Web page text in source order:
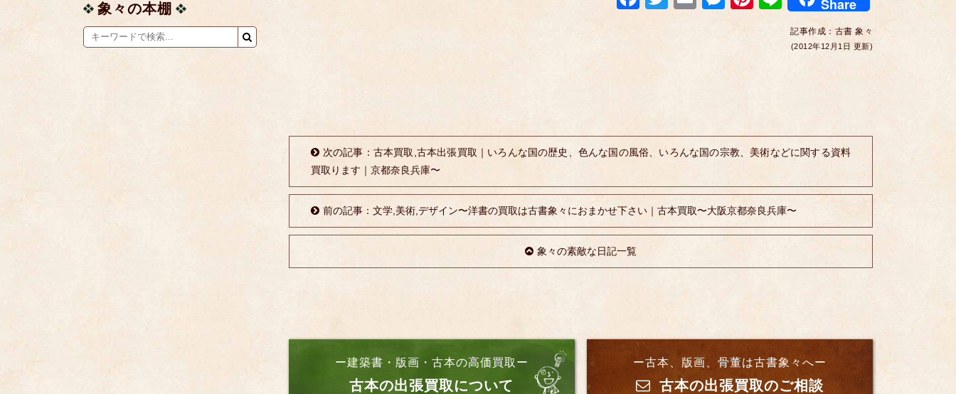
o
k
er
n
e
Share
記事作成： 古書 象々
(2012年12月1日 更新)
次の記事：古本買取,古本出張買取｜いろんな国の歴史、色んな国の風俗、いろんな国の宗教、美術などに関する資料
買取ります｜京都奈良兵庫〜
前の記事：文学,美術,デザイン〜洋書の買取は古書象々におまかせ下さい｜古本買取〜大阪京都奈良兵庫〜
象々の素敵な日記一覧
ー建築書・版画・古本の高価買取ー
古本の出張買取について
ー古本、版画、骨董は古書象々へー
古本の出張買取のご相談
象々の本棚